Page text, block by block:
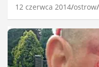
12 czerwca 2014 ostrow